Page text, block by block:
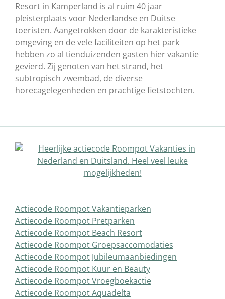
Resort in Kamperland is al ruim 40 jaar
pleisterplaats voor Nederlandse en Duitse
toeristen. Aangetrokken door de karakteristieke
omgeving en de vele faciliteiten op het park
hebben zo al tienduizenden gasten hier vakantie
gevierd. Zij genoten van het strand, het
subtropisch zwembad, de diverse
horecagelegenheden en prachtige fietstochten.
Actiecode Roompot Vakantieparken
Actiecode Roompot Pretparken
Actiecode Roompot Beach Resort
Actiecode Roompot Groepsaccomodaties
Actiecode Roompot Jubileumaanbiedingen
Actiecode Roompot Kuur en Beauty
Actiecode Roompot Vroegboekactie
Actiecode Roompot Aquadelta